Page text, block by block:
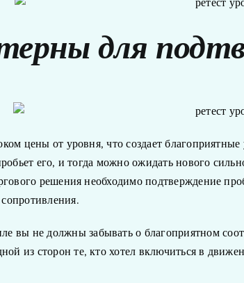
для
цены от уровня, что создает
его, и тогда можно ожидать нового
решения необходимо подтверждение
вы не должны забывать о благоприятном
из сторон те, кто хотел включиться в